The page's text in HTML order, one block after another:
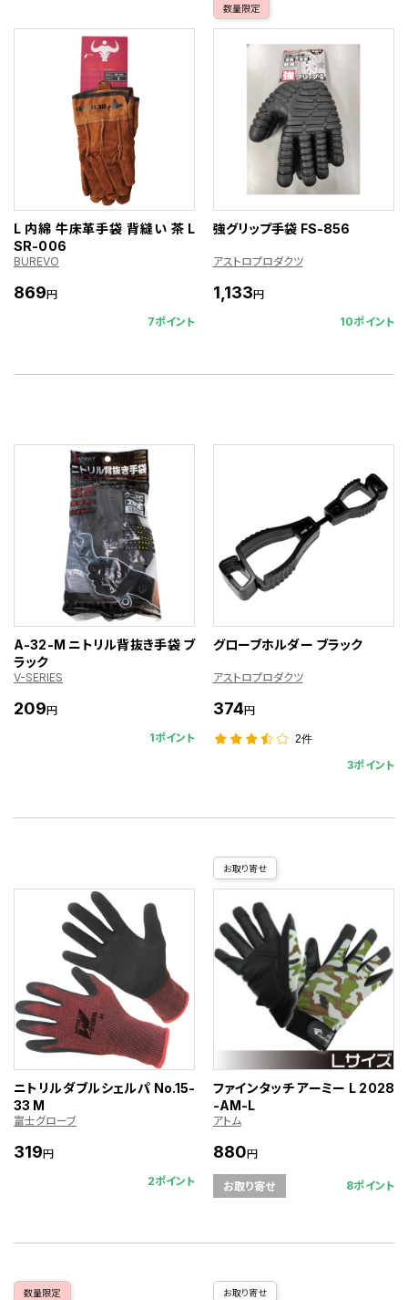
L 内綿 牛床革手袋 背縫い 茶 L
SR-006
BUREVO
869円
7ポイント
数量限定
強グリップ手袋 FS-856
アストロプロダクツ
1,133円
10ポイント
A-32-M ニトリル背抜き手袋 ブ
ラック
V-SERIES
209円
1ポイント
グローブホルダー ブラック
アストロプロダクツ
374円
2件
3ポイント
ニトリルダブルシェルパ No.15-
33 M
富士グローブ
319円
2ポイント
お取り寄せ
ファインタッチ アーミー L 2028
-AM-L
アトム
880円
お取り寄せ 8ポイント
数量限定 お取り寄せ